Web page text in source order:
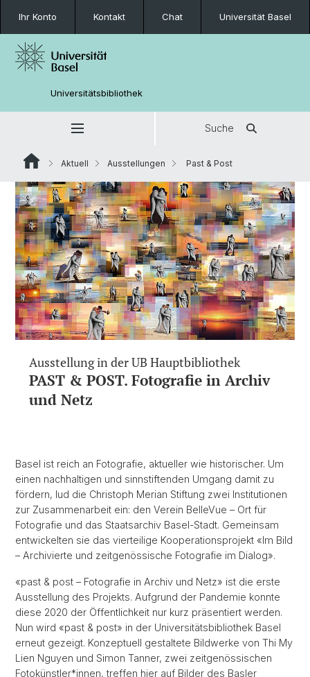
Ihr Konto Kontakt Chat Universität Basel
Universitätsbibliothek
Suche
Aktuell Ausstellungen Past & Post
Ausstellung in der UB Hauptbibliothek
PAST & POST. Fotografie in Archiv
und Netz
Basel ist reich an Fotografie, aktueller wie historischer. Um
einen nachhaltigen und sinnstiftenden Umgang damit zu
fördern, lud die Christoph Merian Stiftung zwei Institutionen
zur Zusammenarbeit ein: den Verein BelleVue – Ort für
Fotografie und das Staatsarchiv Basel-Stadt. Gemeinsam
entwickelten sie das vierteilige Kooperationsprojekt «Im Bild
– Archivierte und zeitgenössische Fotografie im Dialog».
«past & post – Fotografie in Archiv und Netz» ist die erste
Ausstellung des Projekts. Aufgrund der Pandemie konnte
diese 2020 der Öffentlichkeit nur kurz präsentiert werden.
Nun wird «past & post» in der Universitätsbibliothek Basel
erneut gezeigt. Konzeptuell gestaltete Bildwerke von Thi My
Lien Nguyen und Simon Tanner, zwei zeitgenössischen
Fotokünstler*innen, treffen hier auf Bilder des Basler